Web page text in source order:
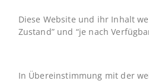
Diese Website und ihr Inhalt
Zustand” und “je nach
In Übereinstimmung mit der